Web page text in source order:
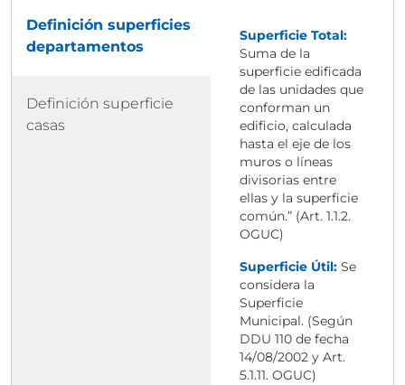
Definición superficies
departamentos
Definición superficie
casas
Superficie Total:
Suma de la
superficie edificada
de las unidades que
conforman un
edificio, calculada
hasta el eje de los
muros o líneas
divisorias entre
ellas y la superficie
común.” (Art. 1.1.2.
OGUC)
Superficie Útil: Se
considera la
Superficie
Municipal. (Según
DDU 110 de fecha
14/08/2002 y Art.
5.1.11. OGUC)